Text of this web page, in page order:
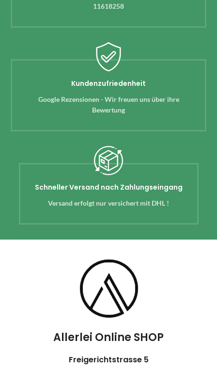
11618258
Kundenzufriedenheit
Google Rezensionen - Wir freuen uns über ihre
Bewertung
Schneller Versand nach Zahlungseingang
Versand erfolgt nur versichert mit DHL !
Allerlei Online SHOP
Freigerichtstrasse 5